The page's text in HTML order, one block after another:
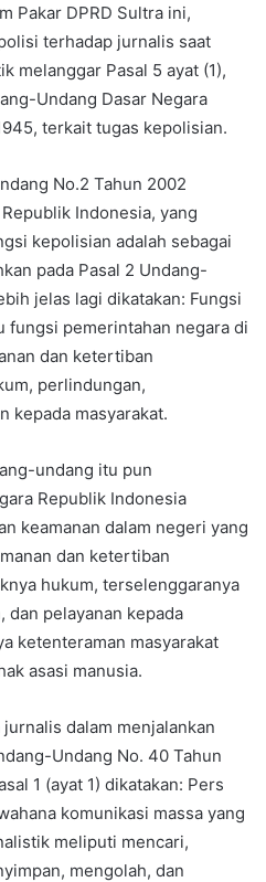
Pakar DPRD Sultra ini,
terhadap jurnalis saat
melanggar Pasal 5 ayat (1),
Undang Dasar Negara
terkait tugas kepolisian.
No.2 Tahun 2002
Indonesia, yang
kepolisian adalah sebagai
pada Pasal 2 Undang-
jelas lagi dikatakan: Fungsi
fungsi pemerintahan negara di
dan ketertiban
perlindungan,
kepada masyarakat.
undang itu pun
Republik Indonesia
keamanan dalam negeri yang
dan ketertiban
hukum, terselenggaranya
dan pelayanan kepada
ketenteraman masyarakat
asasi manusia.
dalam menjalankan
Undang No. 40 Tahun
1 (ayat 1) dikatakan: Pers
komunikasi massa yang
meliputi mencari,
mengolah, dan